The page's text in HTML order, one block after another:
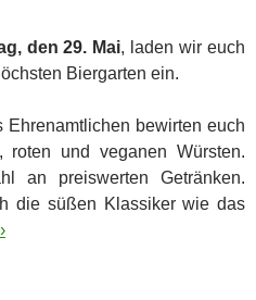
den 29. Mai, laden wir euch
Biergarten ein.
Ehrenamtlichen bewirten euch
roten und veganen Würsten.
an preiswerten Getränken.
die süßen Klassiker wie das